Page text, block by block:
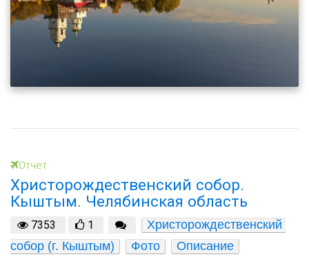
Отчет
Христорождественский собор.
Кыштым. Челябинская область
7353 1
Христорождественский
собор (г. Кыштым)
Фото
Описание